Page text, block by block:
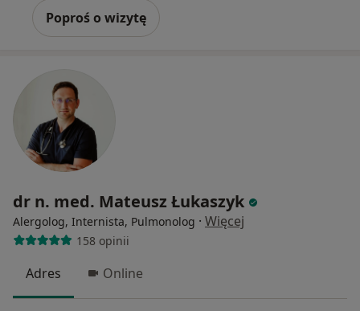
Poproś o wizytę
dr n. med. Mateusz Łukaszyk
Alergolog, Internista, Pulmonolog · Więcej
158 opinii
Adres Online